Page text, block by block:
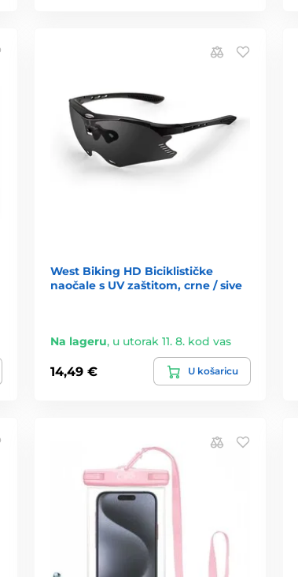
West Biking HD Biciklističke
naočale s UV zaštitom, crne / sive
Na lageru, u utorak 11. 8. kod vas
14,49 € U košaricu